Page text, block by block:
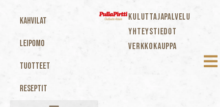
Kahvilat
Leipomo
Tuotteet
Reseptit
KULUTTAJAPALVELU
YHTEYSTIEDOT
VERKKOKAUPPA